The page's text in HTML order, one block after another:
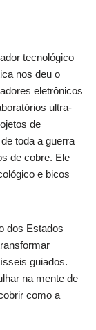
tecnológico
nos deu o
eletrônicos
ultra-
de
toda a guerra
de cobre. Ele
e bicos
dos Estados
guiados.
na mente de
como a